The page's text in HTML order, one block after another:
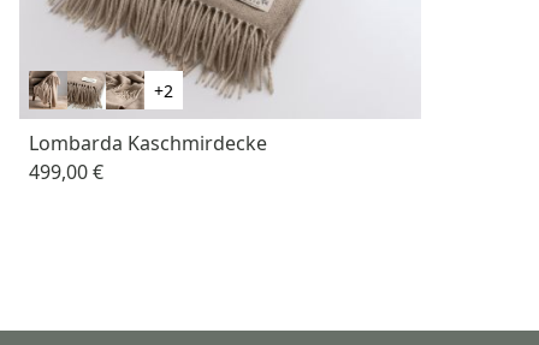
+2
Lombarda Kaschmirdecke
499,00 €